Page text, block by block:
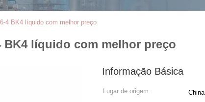
4 BK4 líquido com melhor preço
BK4 líquido com melhor preço
Informação Básica
Lugar de origem: China